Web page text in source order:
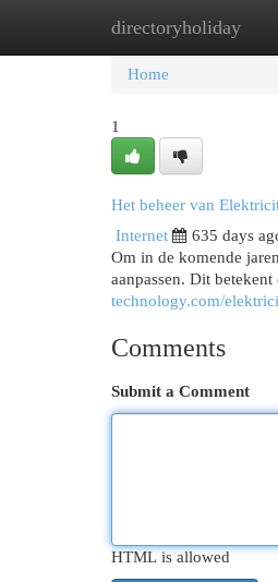
directoryholiday
Home New
Home
1
Het beheer van
Internet
635 days
Om in de komende
aanpassen. Dit
technology.com/
Comments
Submit a Comment
HTML is allowed